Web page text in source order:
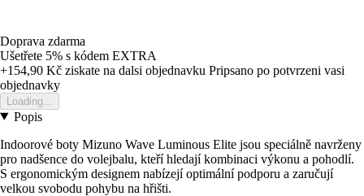
Doprava zdarma
Ušetřete 5% s kódem EXTRA
+154,90 Kč ziskate na dalsi objednavku Pripsano po potvrzeni vasi
objednavky
Loading...
Popis
Indoorové boty Mizuno Wave Luminous Elite jsou speciálně navrženy
pro nadšence do volejbalu, kteří hledají kombinaci výkonu a pohodlí.
S ergonomickým designem nabízejí optimální podporu a zaručují
velkou svobodu pohybu na hřišti.